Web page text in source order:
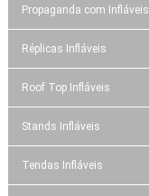
Propaganda com Infláveis
Réplicas Infláveis
Roof Top Infláveis
Stands Infláveis
Tendas Infláveis